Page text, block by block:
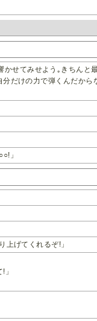
かせてみせよう｡きちんと
分だけの力で弾くんだから
」
上げてくれるぞ!」
」